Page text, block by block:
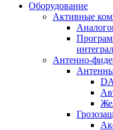
Оборудование
Активные
Антенно-